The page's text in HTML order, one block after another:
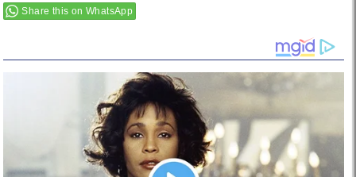
Share this on WhatsApp